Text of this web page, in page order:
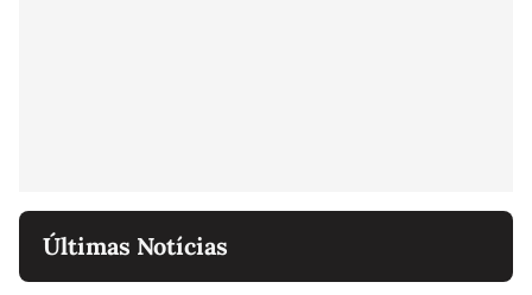
Últimas Notícias